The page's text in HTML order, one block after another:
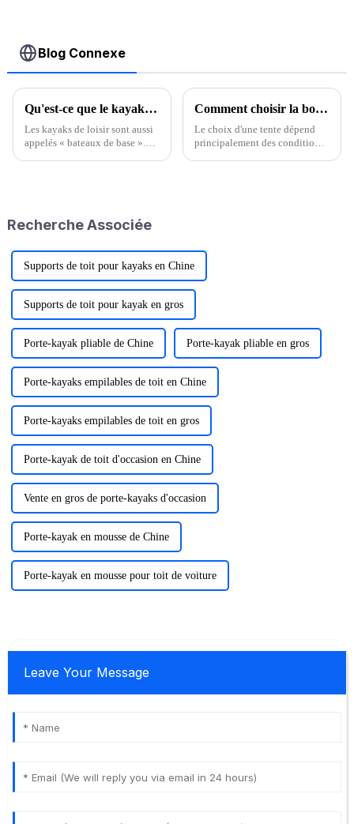
Blog Connexe
Qu'est-ce que le kayak récréatif ?
Les kayaks de loisir sont aussi
appelés « bateaux de base ».
principales…
Comment choisir la bonne tente pour vous ?
Le choix d'une tente dépend
principalement des conditions
Recherche Associée
Supports de toit pour kayaks en Chine
Supports de toit pour kayak en gros
Porte-kayak pliable de Chine Porte-kayak pliable en gros
Porte-kayaks empilables de toit en Chine
Porte-kayaks empilables de toit en gros
Porte-kayak de toit d'occasion en Chine
Vente en gros de porte-kayaks d'occasion
Porte-kayak en mousse de Chine
Porte-kayak en mousse pour toit de voiture
Leave Your Message